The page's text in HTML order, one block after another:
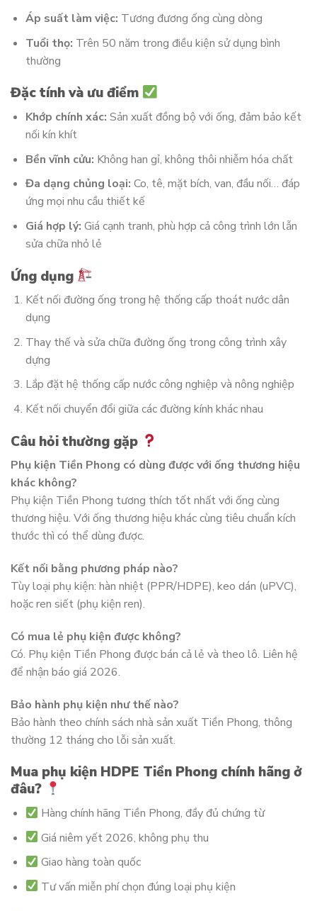
Áp suất làm việc: Tương đương ống cùng dòng
Tuổi thọ: Trên 50 năm trong điều kiện sử dụng bình
thường
Đặc tính và ưu điểm
Khớp chính xác: Sản xuất đồng bộ với ống, đảm bảo kết
nối kín khít
Bền vĩnh cửu: Không han gỉ, không thôi nhiễm hóa chất
Đa dạng chủng loại: Co, tê, mặt bích, van, đầu nối… đáp
ứng mọi nhu cầu thiết kế
Giá hợp lý: Giá cạnh tranh, phù hợp cả công trình lớn lẫn
sửa chữa nhỏ lẻ
Ứng dụng
Kết nối đường ống trong hệ thống cấp thoát nước dân
dụng
Thay thế và sửa chữa đường ống trong công trình xây
dựng
Lắp đặt hệ thống cấp nước công nghiệp và nông nghiệp
Kết nối chuyển đổi giữa các đường kính khác nhau
Câu hỏi thường gặp
Phụ kiện Tiền Phong có dùng được với ống thương hiệu
khác không?
Phụ kiện Tiền Phong tương thích tốt nhất với ống cùng
thương hiệu. Với ống thương hiệu khác cùng tiêu chuẩn kích
thước thì có thể dùng được.
Kết nối bằng phương pháp nào?
Tùy loại phụ kiện: hàn nhiệt (PPR/HDPE), keo dán (uPVC),
hoặc ren siết (phụ kiện ren).
Có mua lẻ phụ kiện được không?
Có. Phụ kiện Tiền Phong được bán cả lẻ và theo lô. Liên hệ
để nhận báo giá 2026.
Bảo hành phụ kiện như thế nào?
Bảo hành theo chính sách nhà sản xuất Tiền Phong, thông
thường 12 tháng cho lỗi sản xuất.
Mua phụ kiện HDPE Tiền Phong chính hãng ở
đâu?
Hàng chính hãng Tiền Phong, đầy đủ chứng từ
Giá niêm yết 2026, không phụ thu
Giao hàng toàn quốc
Tư vấn miễn phí chọn đúng loại phụ kiện